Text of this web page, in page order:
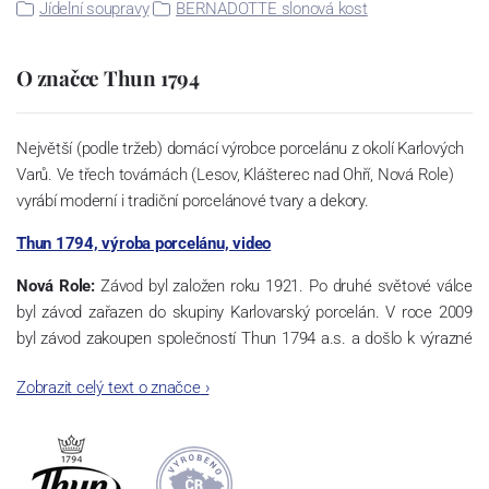
Jídelní soupravy BERNADOTTE slonová kost
O značce Thun 1794
Největší (podle tržeb) domácí výrobce porcelánu z okolí Karlových
Varů. Ve třech továrnách (Lesov, Klášterec nad Ohří, Nová Role)
vyrábí moderní i tradiční porcelánové tvary a dekory.
Thun 1794, výroba porcelánu, video
Nová Role: Závod byl založen roku 1921. Po druhé světové válce
byl závod zařazen do skupiny Karlovarský porcelán. V roce 2009
byl závod zakoupen společností Thun 1794 a.s. a došlo k výrazné
společnosti a v jejím areálu jsou umístěny i provoz servis a výroba
a ve své výrobě navazuje na více jak 220-letou tradici výroby
porcelánu. Kapacita tohoto závodu je 3.500 - 4.000 tun ročně,
Zobrazit celý text o značce›